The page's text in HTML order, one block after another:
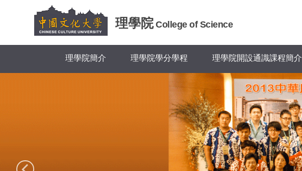
要
理學院 College of Science
理學院簡介 理學院學分學程 理學院開設通識課程簡介